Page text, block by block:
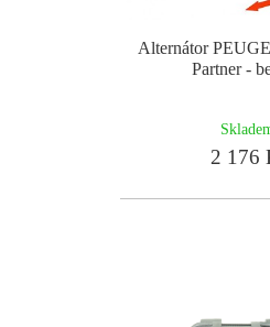
Alternátor
Partner -
2 176